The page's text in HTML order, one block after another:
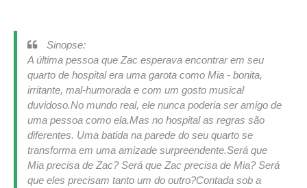
Sinopse:
A última pessoa que Zac esperava encontrar em seu
quarto de hospital era uma garota como Mia - bonita,
irritante, mal-humorada e com um gosto musical
duvidoso.No mundo real, ele nunca poderia ser amigo de
uma pessoa como ela.Mas no hospital as regras são
diferentes. Uma batida na parede do seu quarto se
transforma em uma amizade surpreendente.Será que
Mia precisa de Zac? Será que Zac precisa de Mia? Será
que eles precisam tanto um do outro?Contada sob a